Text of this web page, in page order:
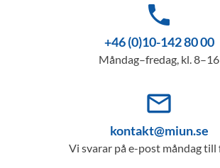
phone
+46 (0)10-142 80 00
Måndag–fredag, kl. 8–16
mail_outline
kontakt@miun.se
Vi svarar på e-post måndag till